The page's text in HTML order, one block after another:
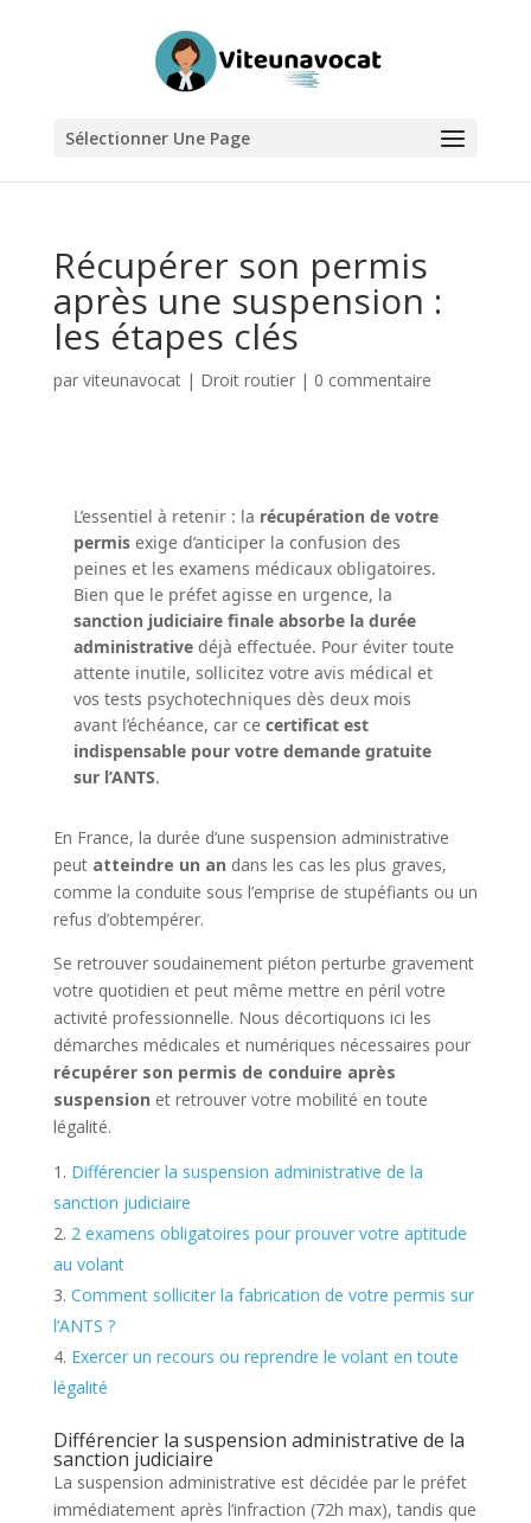
Sélectionner Une Page
Récupérer son permis
après une suspension :
les étapes clés
par viteunavocat| Droit routier| 0 commentaire
L’essentiel à retenir : la récupération de votre
permis exige d’anticiper la confusion des
peines et les examens médicaux obligatoires.
Bien que le préfet agisse en urgence, la
sanction judiciaire finale absorbe la durée
administrative déjà effectuée. Pour éviter toute
attente inutile, sollicitez votre avis médical et
vos tests psychotechniques dès deux mois
avant l’échéance, car cecertificat est
indispensable pour votre demande gratuite
sur l’ANTS.
En France, la durée d’une suspension administrative
peut atteindre un an dans les cas les plus graves,
comme la conduite sous l’emprise de stupéfiants ou un
refus d’obtempérer.
Se retrouver soudainement piéton perturbe gravement
votre quotidien et peut même mettre en péril votre
activité professionnelle. Nous décortiquons ici les
démarches médicales et numériques nécessaires pour
récupérer son permis de conduire après
suspension et retrouver votre mobilité en toute
légalité.
Différencier la suspension administrative de la
sanction judiciaire
2 examens obligatoires pour prouver votre aptitude
au volant
Comment solliciter la fabrication de votre permis sur
l’ANTS ?
Exercer un recours ou reprendre le volant en toute
légalité
Différencier la suspension administrative de la
sanction judiciaire
La suspension administrative est décidée par le préfet
immédiatement après l’infraction (72h max), tandis que